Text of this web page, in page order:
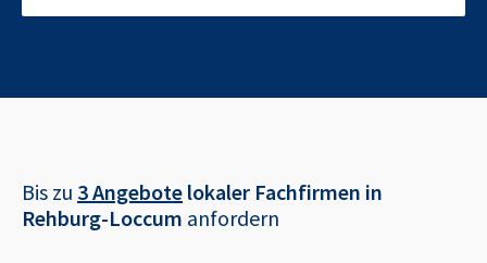
Bis zu 3 Angebote lokaler Fachfirmen in
Rehburg-Loccum anfordern